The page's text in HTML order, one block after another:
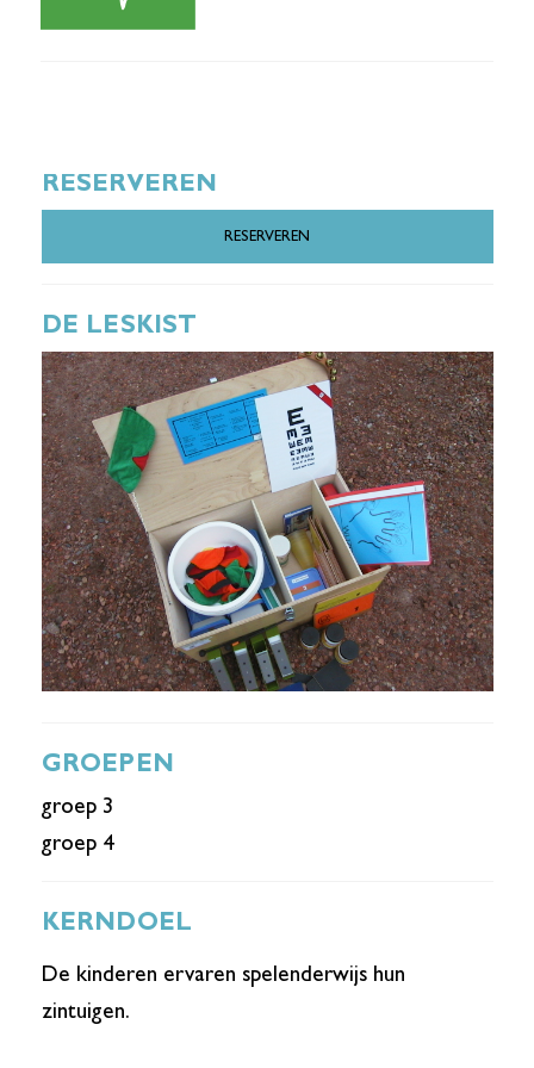
RESERVEREN
RESERVEREN
DE LESKIST
GROEPEN
groep 3
groep 4
KERNDOEL
De kinderen ervaren spelenderwijs hun
zintuigen.